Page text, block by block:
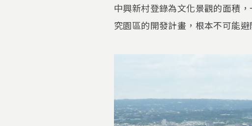
中興新村登錄為文化景觀的面積
究園區的開發計畫，根本不可能避